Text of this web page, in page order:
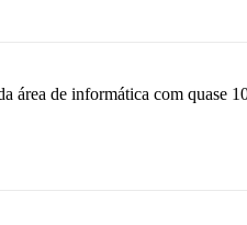
área de informática com quase